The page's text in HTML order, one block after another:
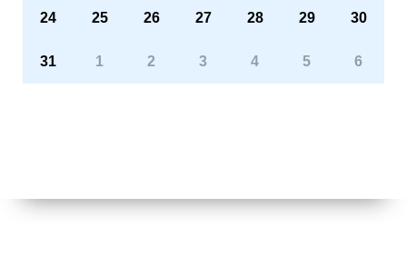
24 25 26 27 28 29 30
31 1 2 3 4 5 6